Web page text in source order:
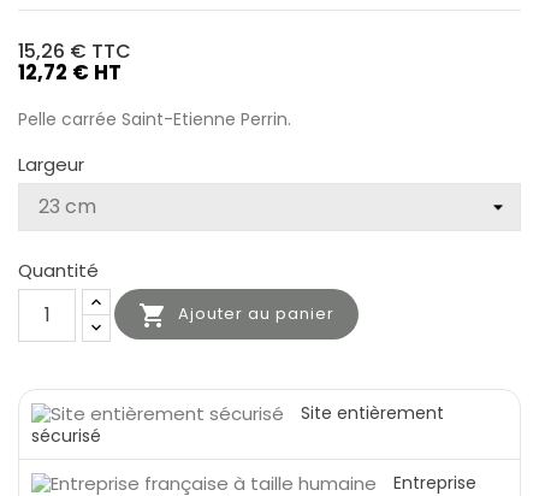
15,26 € TTC
12,72 € HT
Pelle carrée Saint-Etienne Perrin.
Largeur
Quantité
 Ajouter au panier
Site entièrement
sécurisé
Entreprise